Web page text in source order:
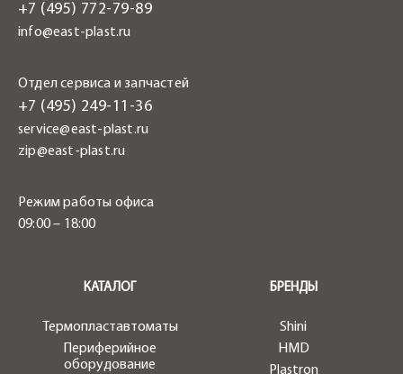
+7 (495) 772-79-89
info@east-plast.ru
Отдел сервиса и запчастей
+7 (495) 249-11-36
service@east-plast.ru
zip@east-plast.ru
Режим работы офиса
09:00 – 18:00
КАТАЛОГ
Термопластавтоматы
Периферийное
оборудование
БРЕНДЫ
Shini
HMD
Plastron